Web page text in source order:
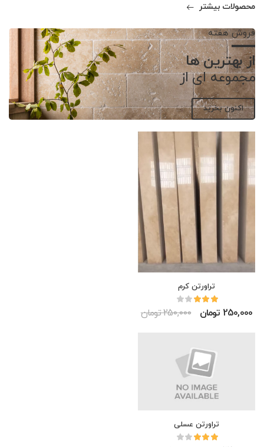
محصولات بیشتر
فروش هفته
از بهترین ها
مجموعه ای از
اکنون بخرید
تراورتن کرم
250,000 تومان 250,000 تومان
تراورتن عسلی